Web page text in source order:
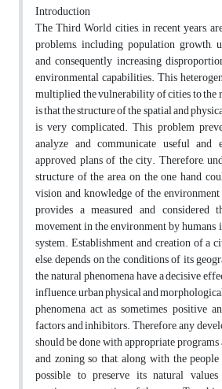
Introduction
The Third World cities, in recent years,
problems, including population growth,
and consequently increasing
environmental capabilities. This
multiplied the vulnerability of cities to the
is that the structure of the spatial and
is very complicated. This problem
analyze and communicate useful and
approved plans of the city. Therefore,
structure of the area, on the one hand,
vision and knowledge of the environment
provides a measured and
movement in the environment by
system. Establishment and creation of a
else, depends on the conditions of its
the natural phenomena have a decisive
influence, urban physical and
phenomena act as sometimes positive
factors and inhibitors. Therefore, any
should be done with appropriate
and zoning so that, along with the
possible to preserve its natural